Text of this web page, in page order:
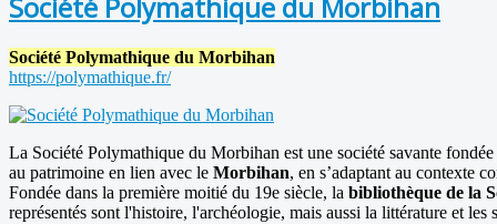
Société Polymathique du Morbihan
Société Polymathique du Morbihan
https://polymathique.fr/
La Société Polymathique du Morbihan est une société savante
au patrimoine en lien avec le Morbihan, en s’adaptant au contexte
Fondée dans la première moitié du 19e siècle, la bibliothèque de la
représentés sont l'histoire, l'archéologie, mais aussi la littérature et les